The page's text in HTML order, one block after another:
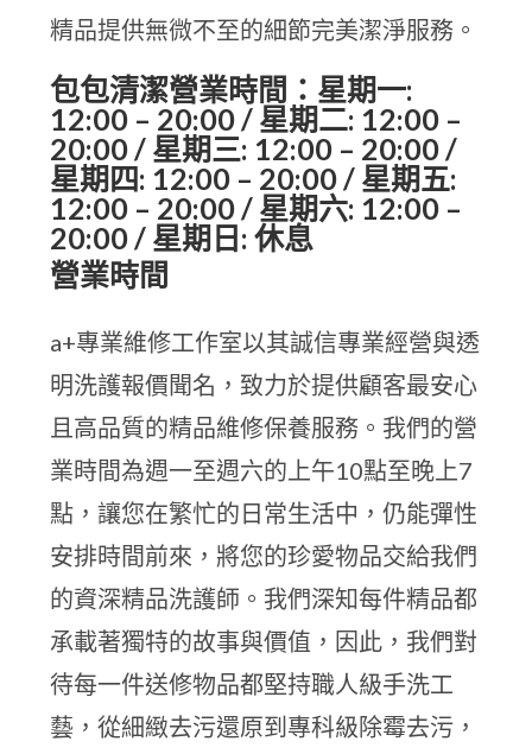
精品提供無微不至的細節完美潔淨服務。
包包清潔營業時間：星期一:
12:00 – 20:00 / 星期二: 12:00 –
20:00 / 星期三: 12:00 – 20:00 /
星期四: 12:00 – 20:00 / 星期五:
12:00 – 20:00 / 星期六: 12:00 –
20:00 / 星期日: 休息
營業時間
a+專業維修工作室以其誠信專業經營與透
明洗護報價聞名，致力於提供顧客最安心
且高品質的精品維修保養服務。我們的營
業時間為週一至週六的上午10點至晚上7
點，讓您在繁忙的日常生活中，仍能彈性
安排時間前來，將您的珍愛物品交給我們
的資深精品洗護師。我們深知每件精品都
承載著獨特的故事與價值，因此，我們對
待每一件送修物品都堅持職人級手洗工
藝，從細緻去污還原到專科級除霉去污，